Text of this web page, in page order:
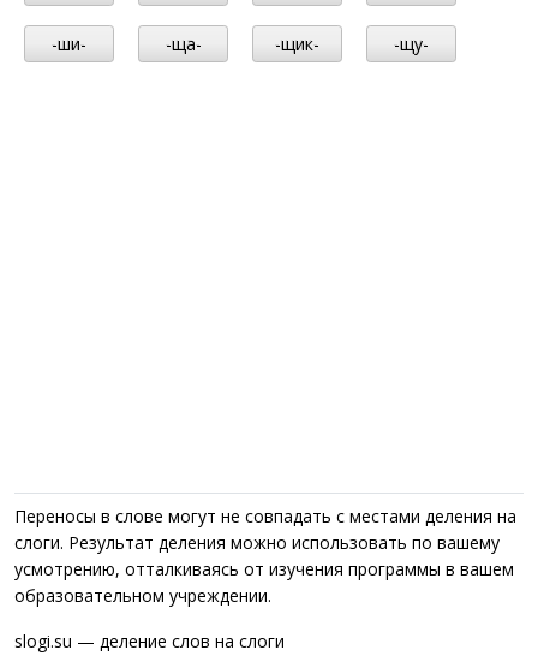
-ши- -ща- -щик- -щу-
Переносы в слове могут не совпадать с местами деления на
слоги. Результат деления можно использовать по вашему
усмотрению, отталкиваясь от изучения программы в вашем
образовательном учреждении.
slogi.su — деление слов на слоги